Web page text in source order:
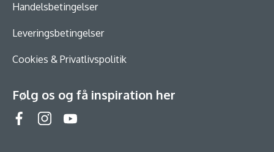
Handelsbetingelser
Leveringsbetingelser
Cookies & Privatlivspolitik
Følg os og få inspiration her